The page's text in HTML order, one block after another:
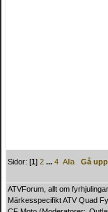
Sidor: [1]2 ...4 Alla
Gå upp
ATVForum, allt om fyrhjulingar
Märkesspecifikt ATV Quad